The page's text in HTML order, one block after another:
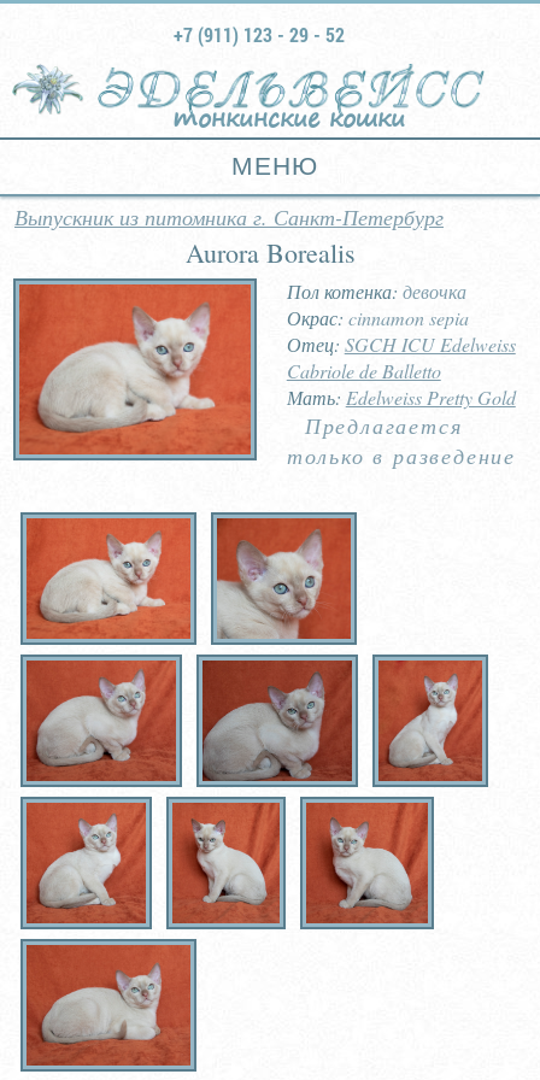
тонкинские кошки
+7 (911) 123 - 29 - 52
МЕНЮ
Выпускник из питомника г. Санкт-Петербург
Aurora Borealis
Пол котенка: девочка
Окрас: cinnamon sepia
Отец: SGCH ICU Edelweiss
Cabriole de Balletto
Мать: Edelweiss Pretty Gold
Предлагается
только в разведение